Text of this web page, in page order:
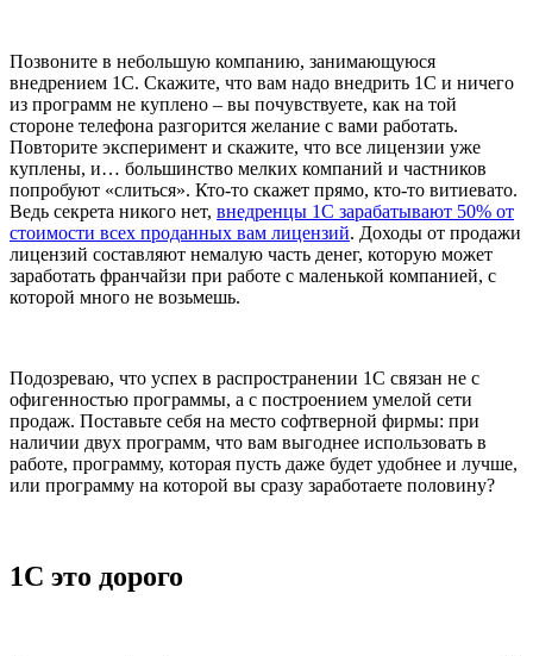
Позвоните в небольшую компанию, занимающуюся
внедрением 1С. Скажите, что вам надо внедрить 1С и ничего
из программ не куплено – вы почувствуете, как на той
стороне телефона разгорится желание с вами работать.
Повторите эксперимент и скажите, что все лицензии уже
куплены, и… большинство мелких компаний и частников
попробуют «слиться». Кто-то скажет прямо, кто-то витиевато.
Ведь секрета никого нет, внедренцы 1С зарабатывают 50% от
стоимости всех проданных вам лицензий. Доходы от продажи
лицензий составляют немалую часть денег, которую может
заработать франчайзи при работе с маленькой компанией, с
которой много не возьмешь.
Подозреваю, что успех в распространении 1С связан не с
офигенностью программы, а с построением умелой сети
продаж. Поставьте себя на место софтверной фирмы: при
наличии двух программ, что вам выгоднее использовать в
работе, программу, которая пусть даже будет удобнее и лучше,
или программу на которой вы сразу заработаете половину?
1С это дорого